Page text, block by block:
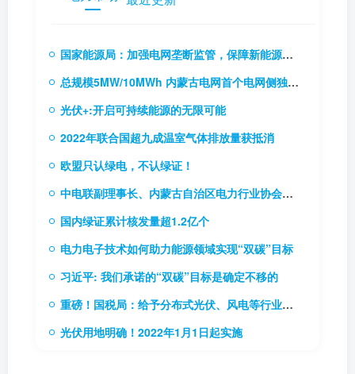
国家能源局：加强电网垄断监管，保障新能源和新型主体接入电网
总规模5MW/10MWh 内蒙古电网首个电网侧独立储能电站成功并网
光伏+:开启可持续能源的无限可能
2022年联合国超九成温室气体排放量获抵消
欧盟只认绿电，不认绿证！
中电联副理事长、内蒙古自治区电力行业协会理事长贾振国率队到访协会
国内绿证累计核发量超1.2亿个
电力电子技术如何助力能源领域实现“双碳”目标
习近平: 我们承诺的“双碳”目标是确定不移的
重磅！国税局：给予分布式光伏、风电等行业税费优惠（附56项税费优惠政策）
光伏用地明确！2022年1月1日起实施